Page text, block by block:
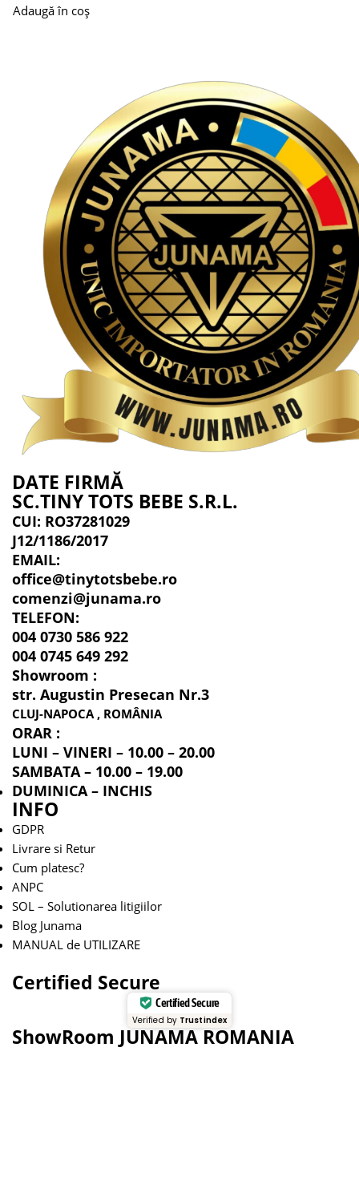
Adaugă în coș
DATE FIRMĂ
SC.TINY TOTS BEBE S.R.L.
CUI: RO37281029
J12/1186/2017
EMAIL:
office@tinytotsbebe.ro
comenzi@junama.ro
TELEFON:
004 0730 586 922
004 0745 649 292
Showroom :
str. Augustin Presecan Nr.3
CLUJ-NAPOCA , ROMÂNIA
ORAR :
LUNI – VINERI – 10.00 – 20.00
SAMBATA – 10.00 – 19.00
DUMINICA – INCHIS
INFO
GDPR
Livrare si Retur
Cum platesc?
ANPC
SOL – Solutionarea litigiilor
Blog Junama
MANUAL de UTILIZARE
Certified Secure
Certified Secure
Verified by Trustindex
ShowRoom JUNAMA ROMANIA